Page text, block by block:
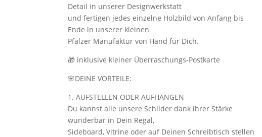
Detail in unserer Designwerkstatt
und fertigen jedes einzelne Holzbild von Anfang bis
Ende in unserer kleinen
Pfälzer Manufaktur von Hand für Dich.
🎁 inklusive kleiner Überraschungs-Postkarte
🌸DEINE VORTEILE:
1. AUFSTELLEN ODER AUFHÄNGEN
Du kannst alle unsere Schilder dank ihrer Stärke
wunderbar in Dein Regal,
Sideboard, Vitrine oder auf Deinen Schreibtisch stellen